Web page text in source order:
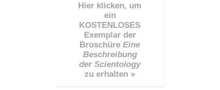
Hier klicken, um
ein
KOSTENLOSES
Exemplar der
Broschüre Eine
Beschreibung
der Scientology
zu erhalten »